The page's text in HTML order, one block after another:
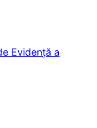
Evidență a